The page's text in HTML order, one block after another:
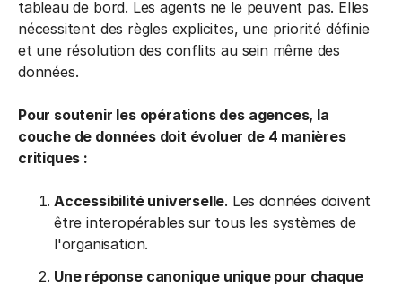
tableau de bord. Les agents ne le peuvent pas. Elles
nécessitent des règles explicites, une priorité définie
et une résolution des conflits au sein même des
données.
Pour soutenir les opérations des agences, la
couche de données doit évoluer de 4 manières
critiques :
Accessibilité universelle. Les données doivent
être interopérables sur tous les systèmes de
l'organisation.
Une réponse canonique unique pour chaque